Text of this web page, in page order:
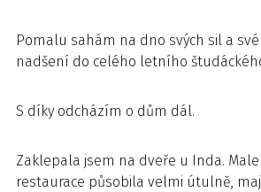
Pomalu sahám na dno svých sil a
nadšení do celého letního
S díky odcházím o dům dál.
Zaklepala jsem na dveře u Inda.
restaurace působila velmi útulně,